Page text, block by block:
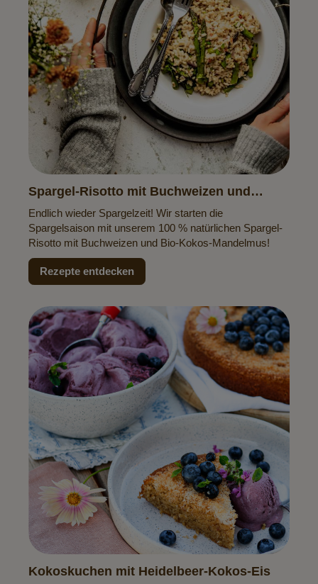
Spargel-Risotto mit Buchweizen und
Endlich wieder Spargelzeit! Wir starten die
Spargelsaison mit unserem 100 % natürlichen Spargel-
Risotto mit Buchweizen und Bio-Kokos-Mandelmus!
Rezepte entdecken
Kokoskuchen mit Heidelbeer-Kokos-Eis